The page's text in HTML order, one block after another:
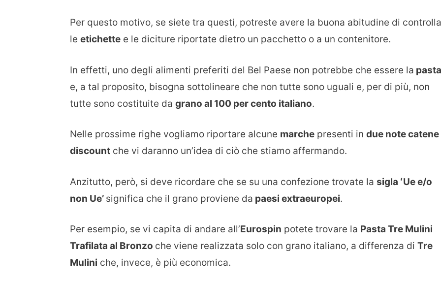
Per questo motivo, se siete tra questi, potreste avere la buona abitudine di
le etichette e le diciture riportate dietro un pacchetto o a un contenitore.
In effetti, uno degli alimenti preferiti del Bel Paese non potrebbe che essere la pasta
e, a tal proposito, bisogna sottolineare che non tutte sono uguali e, per di più, non
tutte sono costituite da grano al 100 per cento italiano.
Nelle prossime righe vogliamo riportare alcune marche presenti in due note catene
discount che vi daranno un’idea di ciò che stiamo affermando.
Anzitutto, però, si deve ricordare che se su una confezione trovate la sigla ʻUe e/o
non Ueʼ significa che il grano proviene da paesi extraeuropei.
Per esempio, se vi capita di andare all’Eurospin potete trovare la Pasta Tre Mulini
Trafilata al Bronzo che viene realizzata solo con grano italiano, a differenza di Tre
Mulini che, invece, è più economica.